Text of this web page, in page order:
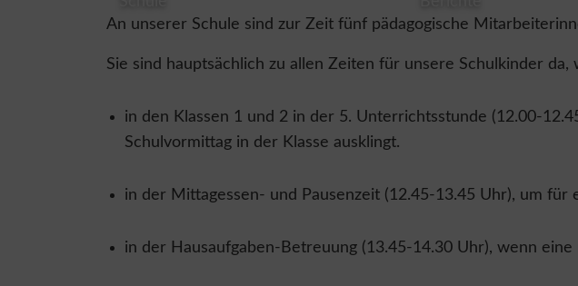
An unserer Schule sind zur Zeit fünf pädagogische
Sie sind hauptsächlich zu allen Zeiten für unsere Schulkinder
in den Klassen 1 und 2 in der 5. Unterrichtsstunde (12.00-
Schulvormittag in der Klasse ausklingt.
in der Mittagessen- und Pausenzeit (12.45-13.45 Uhr), um für
in der Hausaufgaben-Betreuung (13.45-14.30 Uhr), wenn